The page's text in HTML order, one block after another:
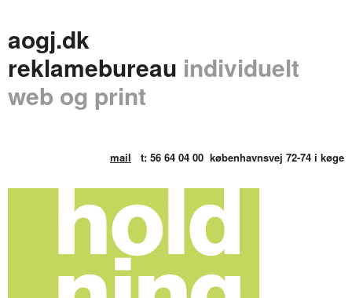
aogj.dk
reklamebureau individuelt
web og print
københavnsvej 72-74 i køge
mail t: 56 64 04 00